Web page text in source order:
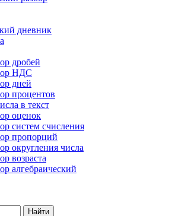
дневник
дробей
НДС
дней
процентов
в текст
оценок
систем счисления
пропорций
округления числа
возраста
алгебраический
Найти